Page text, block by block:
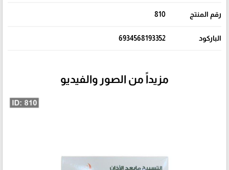
رقم المنتج 810
الباركود 6934568193352
مزيداً من الصور والفيديو